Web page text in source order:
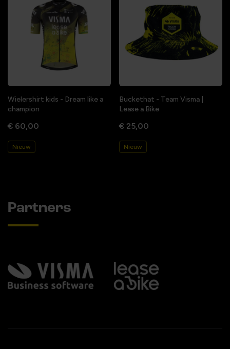
Wielershirt kids - Dream like a
champion
€ 60,00
Nieuw
Buckethat - Team Visma |
Lease a Bike
€ 25,00
Nieuw
Partners